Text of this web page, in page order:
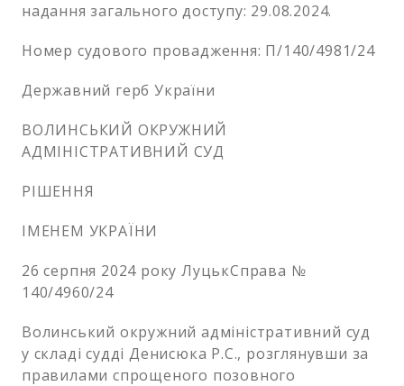
надання загального доступу: 29.08.2024.
Номер судового провадження: П/140/4981/24
Державний герб України
ВОЛИНСЬКИЙ ОКРУЖНИЙ
АДМІНІСТРАТИВНИЙ СУД
РІШЕННЯ
ІМЕНЕМ УКРАЇНИ
26 серпня 2024 року ЛуцькСправа №
140/4960/24
Волинський окружний адміністративний суд
у складі судді Денисюка Р.С., розглянувши за
правилами спрощеного позовного